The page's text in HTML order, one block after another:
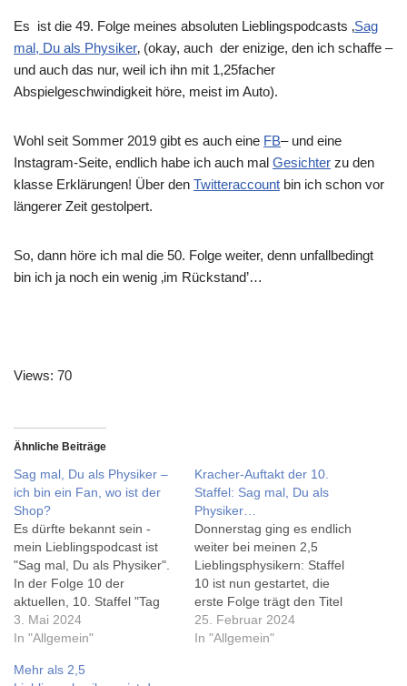
Es ist die 49. Folge meines absoluten Lieblingspodcasts ‚Sag
mal, Du als Physiker‚ (okay, auch der enizige, den ich schaffe –
und auch das nur, weil ich ihn mit 1,25facher
Abspielgeschwindigkeit höre, meist im Auto).
Wohl seit Sommer 2019 gibt es auch eine FB– und eine
Instagram-Seite, endlich habe ich auch mal Gesichter zu den
klasse Erklärungen! Über den Twitteraccount bin ich schon vor
längerer Zeit gestolpert.
So, dann höre ich mal die 50. Folge weiter, denn unfallbedingt
bin ich ja noch ein wenig ‚im Rückstand’…
Views: 70
Ähnliche Beiträge
Sag mal, Du als Physiker –
ich bin ein Fan, wo ist der
Shop?
Es dürfte bekannt sein -
mein Lieblingspodcast ist
"Sag mal, Du als Physiker".
In der Folge 10 der
aktuellen, 10. Staffel "Tag
der Einheit" sprach
Johannes vom nicht
er eine Tasse beschrieb.
3. Mai 2024
In "Allgemein"
Kracher-Auftakt der 10.
Staffel: Sag mal, Du als
Physiker…
Donnerstag ging es endlich
weiter bei meinen 2,5
Lieblingsphysikern: Staffel
10 ist nun gestartet, die
erste Folge trägt den Titel
'Rein in die Knautschzone'.
Es geht um die Sicherheit
25. Februar 2024
In "Allgemein"
Mehr als 2,5